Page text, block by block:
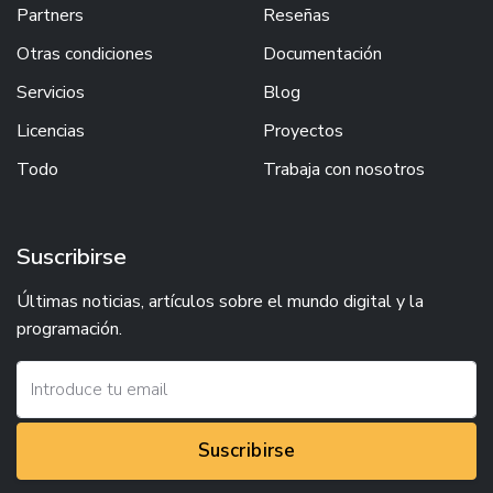
Partners
Otras condiciones
Servicios
Licencias
Todo
Reseñas
Documentación
Blog
Proyectos
Trabaja con nosotros
Suscribirse
Últimas noticias, artículos sobre el mundo digital y la
programación.
Suscribirse